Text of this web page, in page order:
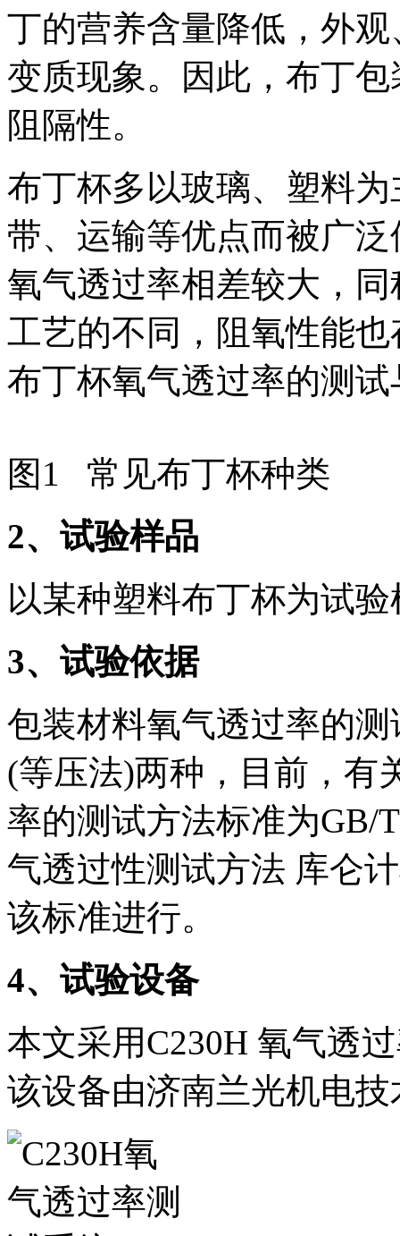
丁的营养含量降低，外
变质现象。因此，布丁
阻隔性。
布丁杯多以玻璃、塑料
带、运输等优点而被广
氧气透过率相差较大，
工艺的不同，阻氧性能
布丁杯氧气透过率的测
图1 常见布丁杯种类
2、试验样品
以某种塑料布丁杯为试
3、试验依据
包装材料氧气透过率的
(等压法)两种，目前，有
率的测试方法标准为GB/
气透过性测试方法 库仑
该标准进行。
4、试验设备
本文采用C230H 氧气透
该设备由济南兰光机电